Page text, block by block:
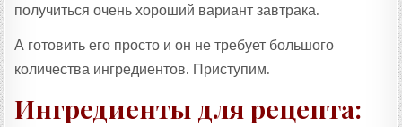
получиться очень хороший вариант завтрака.
А готовить его просто и он не требует большого
количества ингредиентов. Приступим.
Ингредиенты для рецепта: